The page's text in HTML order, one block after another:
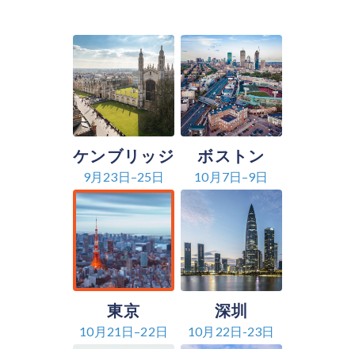
ケンブリッジ
9月23日–25日
ボストン
10月7日–9日
東京
10月21日–22日
深圳
10月22日-23日